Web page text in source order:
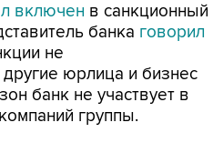
включен в санкционный
банка говорил
не
юрлица и бизнес
банк не участвует в
группы.